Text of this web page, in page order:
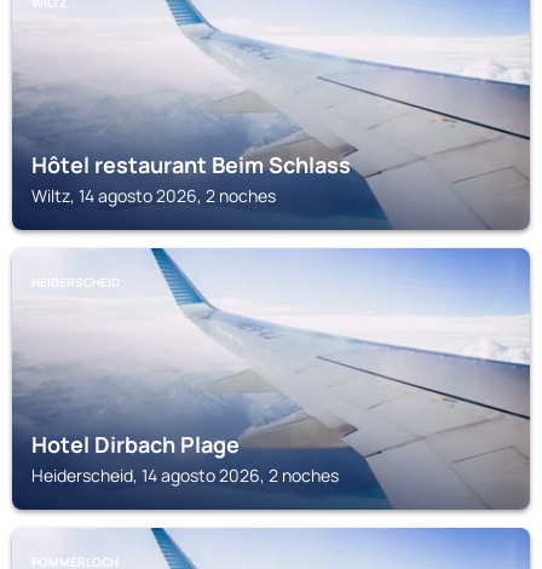
Hôtel restaurant Beim Schlass
Wiltz, 14 agosto 2026, 2 noches
HEIDERSCHEID
Hotel Dirbach Plage
Heiderscheid, 14 agosto 2026, 2 noches
POMMERLOCH